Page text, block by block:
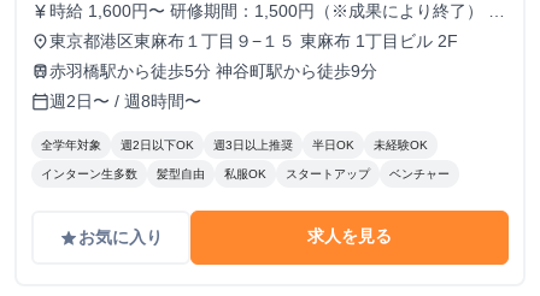
currency_yen 時給 1,600円〜 研修期間：1,500円（※成果により終了） 研
修終了後：1,600円～ ＼アポ獲得によるインセンティブあり
／ 1件〜10件：10,000円 11件〜20件：20,000円 ※毎月獲
得件数の計算はリセットされます 給与モデル ■月48時間稼
働、アポ10件の場合：176,800円 内訳：48時間×時給1,600
円＋10件×インセンティブ10,000円 ■月80時間稼働、アポ20
place東京都港区東麻布１丁目９−１５ 東麻布 1丁目ビル 2F
train赤羽橋駅から徒歩5分 神谷町駅から徒歩9分
calendar_today週2日〜 / 週8時間〜
全学年対象 週2日以下OK 週3日以上推奨 半日OK 未経験OK
インターン生多数 髪型自由 私服OK スタートアップ ベンチャー
gradeお気に入り 求人を見る